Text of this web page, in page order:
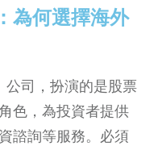
為何選擇海外
司，扮演的是股票
色，為投資者提供
諮詢等服務。必須